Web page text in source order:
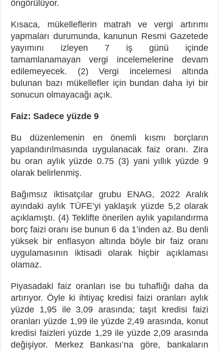
öngörülüyor.
Kısaca, mükelleflerin matrah ve vergi artırımı
yapmaları durumunda, kanunun Resmi Gazetede
yayımını izleyen 7 iş günü içinde
tamamlanamayan vergi incelemelerine devam
edilemeyecek. (2) Vergi incelemesi altında
bulunan bazı mükellefler için bundan daha iyi bir
sonucun olmayacağı açık.
Faiz: Sadece yüzde 9
Bu düzenlemenin en önemli kısmı borçların
yapılandırılmasında uygulanacak faiz oranı. Zira
bu oran aylık yüzde 0.75 (3) yani yıllık yüzde 9
olarak belirlenmiş.
Bağımsız iktisatçılar grubu ENAG, 2022 Aralık
ayındaki aylık TÜFE’yi yaklaşık yüzde 5,2 olarak
açıklamıştı. (4) Teklifte önerilen aylık yapılandırma
borç faizi oranı ise bunun 6 da 1’inden az. Bu denli
yüksek bir enflasyon altında böyle bir faiz oranı
uygulamasının iktisadi olarak hiçbir açıklaması
olamaz.
Piyasadaki faiz oranları ise bu tuhaflığı daha da
artırıyor. Öyle ki ihtiyaç kredisi faizi oranları aylık
yüzde 1,95 ile 3,09 arasında; taşıt kredisi faizi
oranları yüzde 1,99 ile yüzde 2,49 arasında, konut
kredisi faizleri yüzde 1,29 ile yüzde 2,09 arasında
değişiyor. Merkez Bankası’na göre, bankaların